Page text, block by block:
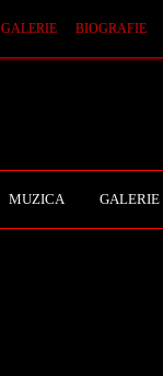
GALERIE BIOGRAFIE
MUZICA GALERIE